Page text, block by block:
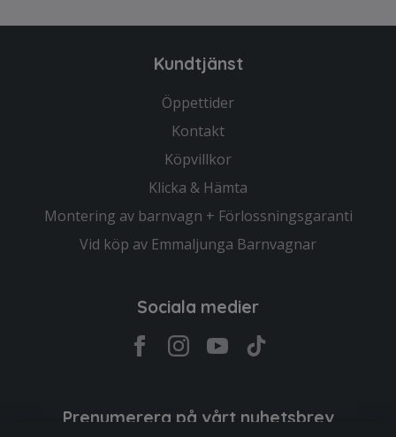
Kundtjänst
Öppettider
Kontakt
Köpvillkor
Klicka & Hämta
Montering av barnvagn + Förlossningsgaranti
Vid köp av Emmaljunga Barnvagnar
Sociala medier
Prenumerera på vårt nyhetsbrev